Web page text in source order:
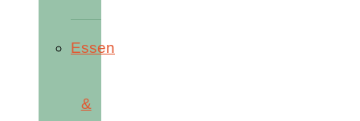
Essen
&